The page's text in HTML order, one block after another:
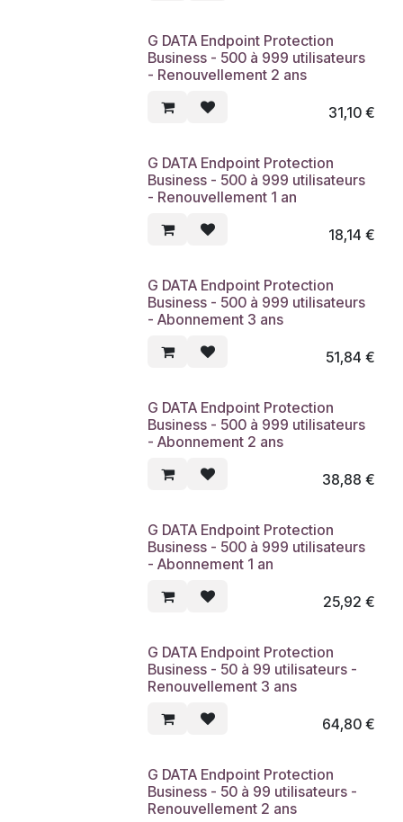
G DATA Endpoint Protection
Business - 500 à 999 utilisateurs
- Renouvellement 2 ans
31,10€
G DATA Endpoint Protection
Business - 500 à 999 utilisateurs
- Renouvellement 1 an
18,14 €
G DATA Endpoint Protection
Business - 500 à 999 utilisateurs
- Abonnement 3 ans
51,84 €
G DATA Endpoint Protection
Business - 500 à 999 utilisateurs
- Abonnement 2 ans
38,88 €
G DATA Endpoint Protection
Business - 500 à 999 utilisateurs
- Abonnement 1 an
25,92 €
G DATA Endpoint Protection
Business - 50 à 99 utilisateurs -
Renouvellement 3 ans
64,80€
G DATA Endpoint Protection
Business - 50 à 99 utilisateurs -
Renouvellement 2 ans